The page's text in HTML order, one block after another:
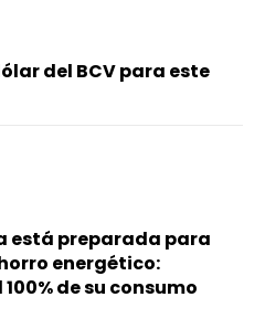
del BCV para este
está preparada para
energético:
de su consumo